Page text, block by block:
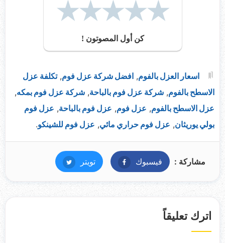
ضعيفمتوسطجيد ممتاز
كن أول المصوتون !
اسعار العزل بالفوم, افضل شركة عزل فوم,تكلفة عزل
الاسطح بالفوم, شركة عزل فوم بالباحة, شركة عزل فوم بمكه,
عزل الاسطح بالفوم, عزل فوم, عزل فوم بالباحة, عزل فوم
بولي يوريثان, عزل فوم حراري مائي, عزل فوم للشينكو.
مشاركة : فيسبوك فيسبوكتويتر تويتر
اترك تعليقاً